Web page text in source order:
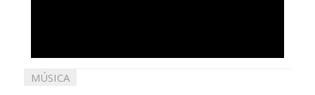
MÚSICA